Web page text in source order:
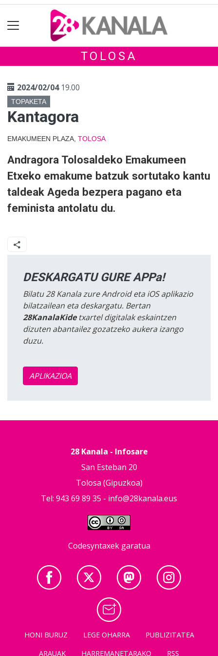
TOLOSA
2024/02/0419.00
TOPAKETA
Kantagora
EMAKUMEEN PLAZA, TOLOSA
Andragora Tolosaldeko Emakumeen
Etxeko emakume batzuk sortutako kantu
taldeak Ageda bezpera pagano eta
feminista antolatu du.
DESKARGATU GURE APPa!
Bilatu 28 Kanala zure Android eta iOS aplikazio
bilatzailean eta deskargatu. Bertan
28KanalaKidetxartel digitalak eskaintzen
dizuten abantailez gozatzeko aukera izango
duzu.
APLIKAZIOA
28 Kanala - Infosare
San Esteban 20
Tolosa (Gipuzkoa)
Tel: 943 69 89 35 - info@28kanala.eus
Codesyntaxek garatua
HONI BURUZ LEGE OHARRA
PUBLIZITATEA
ARAUAK
HARREMANETARAKO RSS